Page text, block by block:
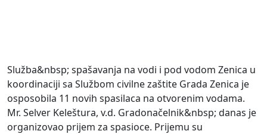
Služba&nbsp; spašavanja na vodi i pod vodom Zenica u
koordinaciji sa Službom civilne zaštite Grada Zenica je
osposobila 11 novih spasilaca na otvorenim vodama.
Mr. Selver Keleštura, v.d. Gradonačelnik&nbsp; danas je
organizovao prijem za spasioce. Prijemu su